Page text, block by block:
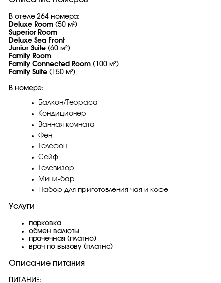
В отеле 264 номера:
Deluxe Room (50 м²)
Superior Room
Deluxe Sea Front
Junior Suite (60 м²)
Family Room
Family Connected Room (100 м²)
Family Suite (150 м²)
В номере:
Балкон/Терраса
Кондиционер
Ванная комната
Фен
Телефон
Сейф
Телевизор
Мини-бар
Набор для приготовления чая и кофе
Услуги
парковка
обмен валюты
прачечная (платно)
врач по вызову (платно)
Описание питания
ПИТАНИЕ: